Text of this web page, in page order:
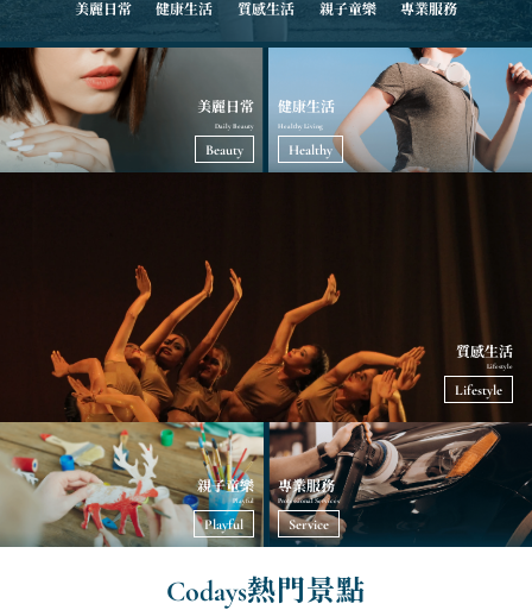
美麗日常 健康生活 質感生活 親子童樂 專業服務
美麗日常
Daily Beauty
Beauty
健康生活
Healthy Living
Healthy
質感生活
Lifestyle
Lifestyle
親子童樂
Playful
Playful
專業服務
Professional Services
Service
Codays熱門景點